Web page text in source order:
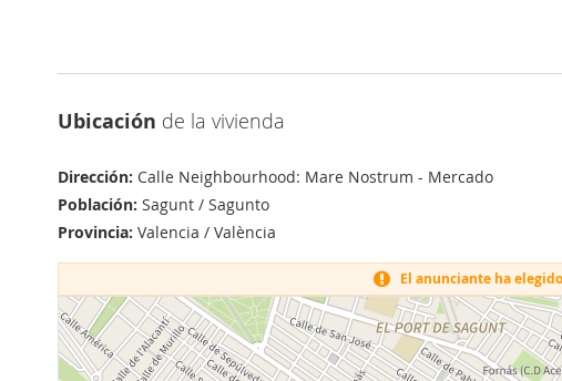
Ubicación de la vivienda
Dirección: Calle Neighbourhood: Mare Nostrum - Mercado
Población: Sagunt / Sagunto
Provincia: Valencia / València
El anunciante ha